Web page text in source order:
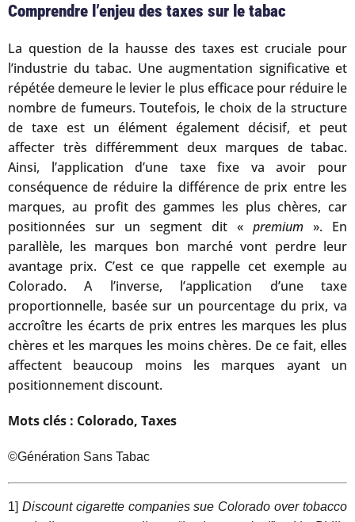
Comprendre l’enjeu des taxes sur le tabac
La question de la hausse des taxes est cruciale pour
l’industrie du tabac. Une augmentation significative et
répétée demeure le levier le plus efficace pour réduire le
nombre de fumeurs. Toutefois, le choix de la structure
de taxe est un élément également décisif, et peut
affecter très différemment deux marques de tabac.
Ainsi, l’application d’une taxe fixe va avoir pour
conséquence de réduire la différence de prix entre les
marques, au profit des gammes les plus chères, car
positionnées sur un segment dit « premium ». En
parallèle, les marques bon marché vont perdre leur
avantage prix. C’est ce que rappelle cet exemple au
Colorado. A l’inverse, l’application d’une taxe
proportionnelle, basée sur un pourcentage du prix, va
accroître les écarts de prix entres les marques les plus
chères et les marques les moins chères. De ce fait, elles
affectent beaucoup moins les marques ayant un
positionnement discount.
Mots clés : Colorado, Taxes
©Génération Sans Tabac
1] Discount cigarette companies sue Colorado over tobacco